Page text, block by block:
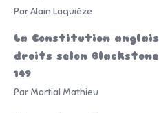
Par Alain Laquièze
La Constitution
droits selon
149
Par Martial Mathieu